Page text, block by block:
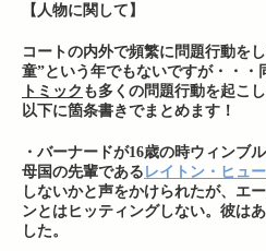
【人物に関して】
コートの内外で頻繁に問題行動を
童”という年でもないですが・・・
トミック も多くの問題行動を起こ
以下に箇条書きでまとめます！
・バーナードが16歳の時ウィンブ
母国の先輩である レイトン・ヒュ
しないかと声をかけられたが、エ
ンとはヒッティングしない。彼は
した。